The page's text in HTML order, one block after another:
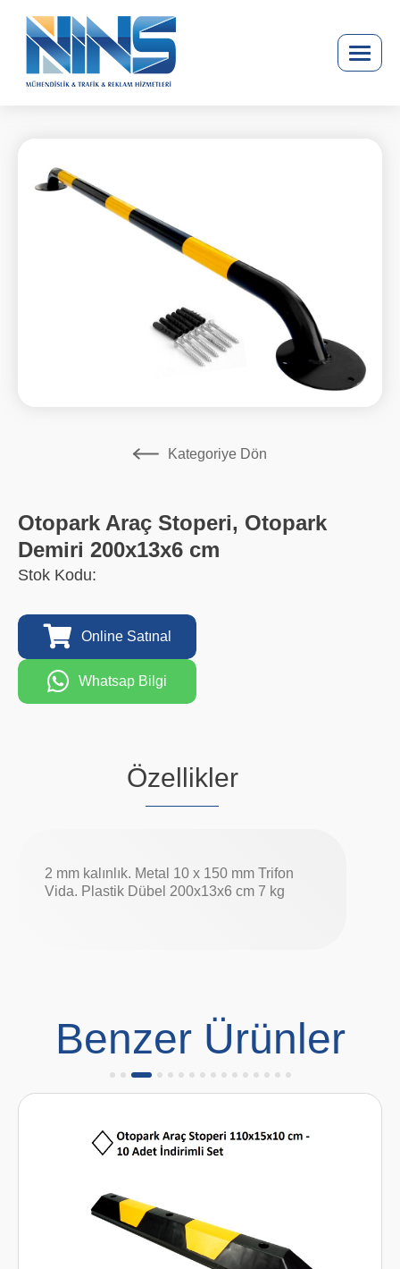
Kategoriye Dön
Otopark Araç Stoperi, Otopark
Demiri 200x13x6 cm
Stok Kodu:
Online Satınal
Whatsap Bilgi
Özellikler
2 mm kalınlık. Metal 10 x 150 mm Trifon
Vida. Plastik Dübel 200x13x6 cm 7 kg
Benzer Ürünler